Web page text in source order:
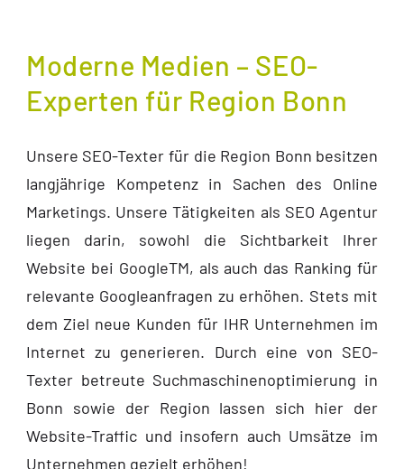
Moderne Medien – SEO-
Experten für Region Bonn
Unsere SEO-Texter für die Region Bonn besitzen
langjährige Kompetenz in Sachen des Online
Marketings. Unsere Tätigkeiten als SEO Agentur
liegen darin, sowohl die Sichtbarkeit Ihrer
Website bei GoogleTM, als auch das Ranking für
relevante Googleanfragen zu erhöhen. Stets mit
dem Ziel neue Kunden für IHR Unternehmen im
Internet zu generieren. Durch eine von SEO-
Texter betreute Suchmaschinenoptimierung in
Bonn sowie der Region lassen sich hier der
Website-Traffic und insofern auch Umsätze im
Unternehmen gezielt erhöhen!